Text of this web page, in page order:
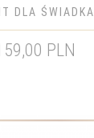
DLA ŚWIADKA
PLN